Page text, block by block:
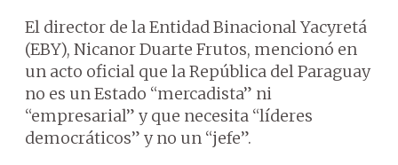
El director de la Entidad Binacional Yacyretá
(EBY), Nicanor Duarte Frutos, mencionó en
un acto oficial que la República del Paraguay
no es un Estado “mercadista” ni
“empresarial” y que necesita “líderes
democráticos” y no un “jefe”.